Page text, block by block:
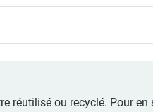
réutilisé ou recyclé. Pour